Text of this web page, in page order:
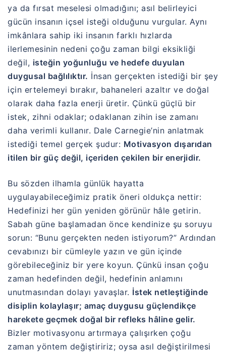
ya da fırsat meselesi olmadığını; asıl belirleyici
gücün insanın içsel isteği olduğunu vurgular. Aynı
imkânlara sahip iki insanın farklı hızlarda
ilerlemesinin nedeni çoğu zaman bilgi eksikliği
değil, isteğin yoğunluğu ve hedefe duyulan
duygusal bağlılıktır. İnsan gerçekten istediği bir şey
için ertelemeyi bırakır, bahaneleri azaltır ve doğal
olarak daha fazla enerji üretir. Çünkü güçlü bir
istek, zihni odaklar; odaklanan zihin ise zamanı
daha verimli kullanır. Dale Carnegie’nin anlatmak
istediği temel gerçek şudur: Motivasyon dışarıdan
itilen bir güç değil, içeriden çekilen bir enerjidir.
Bu sözden ilhamla günlük hayatta
uygulayabileceğimiz pratik öneri oldukça nettir:
Hedefinizi her gün yeniden görünür hâle getirin.
Sabah güne başlamadan önce kendinize şu soruyu
sorun: “Bunu gerçekten neden istiyorum?” Ardından
cevabınızı bir cümleyle yazın ve gün içinde
görebileceğiniz bir yere koyun. Çünkü insan çoğu
zaman hedefinden değil, hedefinin anlamını
unutmasından dolayı yavaşlar. İstek netleştiğinde
disiplin kolaylaşır; amaç duygusu güçlendikçe
harekete geçmek doğal bir refleks hâline gelir.
Bizler motivasyonu artırmaya çalışırken çoğu
zaman yöntem değiştiririz; oysa asıl değiştirilmesi